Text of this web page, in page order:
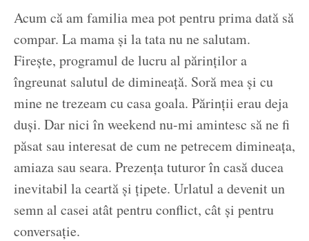
Acum că am familia mea pot pentru prima dată să
compar. La mama și la tata nu ne salutam.
Firește, programul de lucru al părinților a
îngreunat salutul de dimineață. Soră mea și cu
mine ne trezeam cu casa goala. Părinții erau deja
duși. Dar nici în weekend nu-mi amintesc să ne fi
păsat sau interesat de cum ne petrecem dimineața,
amiaza sau seara. Prezența tuturor în casă ducea
inevitabil la ceartă și țipete. Urlatul a devenit un
semn al casei atât pentru conflict, cât și pentru
conversație.